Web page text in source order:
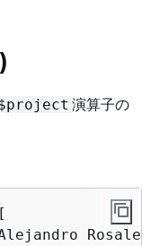
演算子の